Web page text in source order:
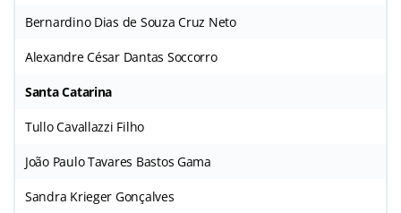
Bernardino Dias de Souza Cruz Neto
Alexandre César Dantas Soccorro
Santa Catarina
Tullo Cavallazzi Filho
João Paulo Tavares Bastos Gama
Sandra Krieger Gonçalves